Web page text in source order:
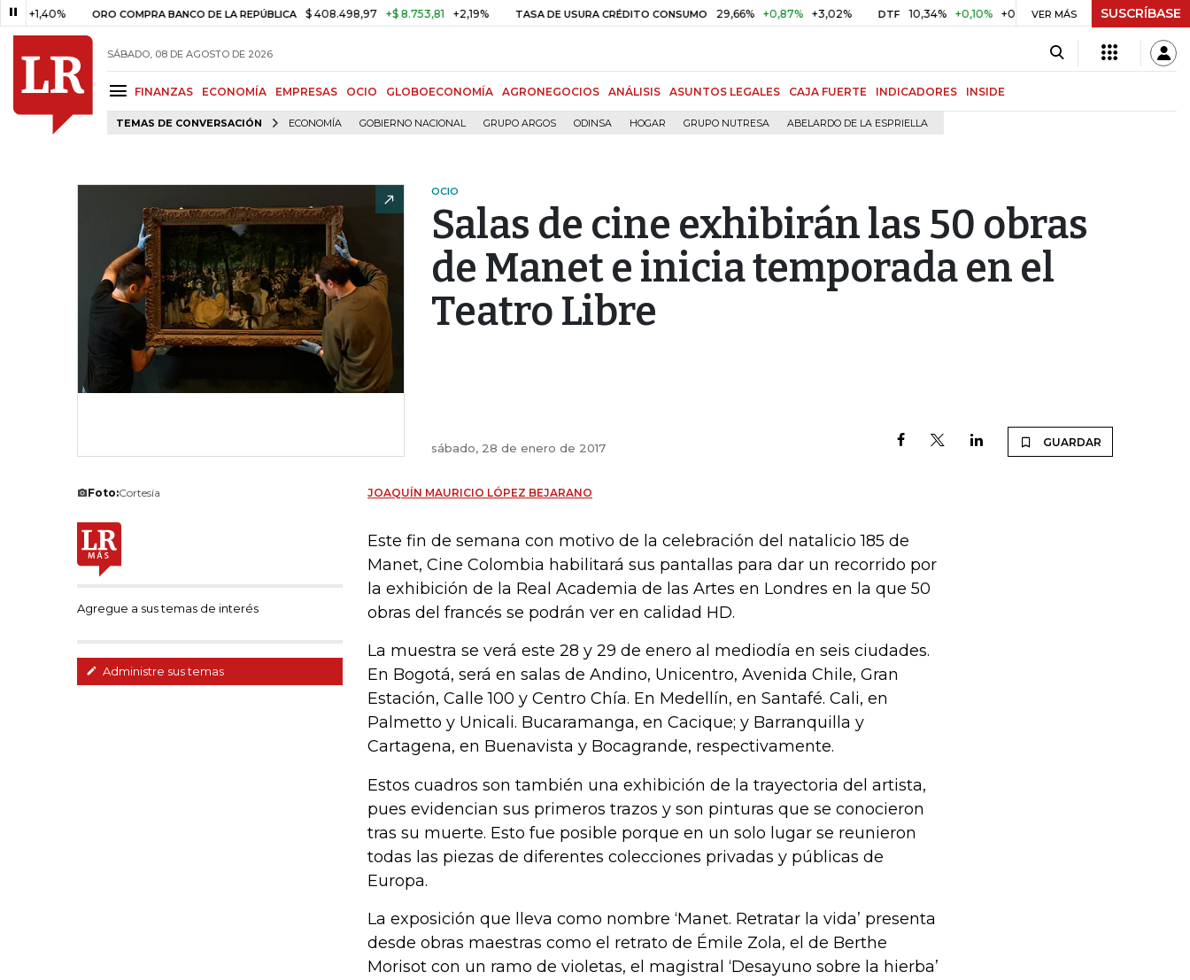
ORO COMPRA BANCO DE LA REPÚBLICA $ 408.498,97 +$ 8.753,81 +2,19% TASA DE USURA CRÉDITO CONSUMO 29,66% +0,87% +3,02% DTF 10,34% +0,10% +0,98% UVR $ 416,96 +$ 0,05 +0,01%
VER MÁS SUSCRÍBASE
SÁBADO, 08 DE AGOSTO DE 2026
FINANZAS ECONOMÍA EMPRESAS OCIO GLOBOECONOMÍA AGRONEGOCIOS ANÁLISIS ASUNTOS LEGALES CAJA FUERTE INDICADORES INSIDE
TEMAS DE CONVERSACIÓN ECONOMÍA GOBIERNO NACIONAL GRUPO ARGOS ODINSA HOGAR GRUPO NUTRESA ABELARDO DE LA ESPRIELLA
OCIO
Salas de cine exhibirán las 50 obras
de Manet e inicia temporada en el
Teatro Libre
sábado, 28 de enero de 2017 GUARDAR
Foto:Cortesía
Agregue a sus temas de interés
Administre sus temas
JOAQUÍN MAURICIO LÓPEZ BEJARANO
Este fin de semana con motivo de la celebración del natalicio 185 de
Manet, Cine Colombia habilitará sus pantallas para dar un recorrido por
la exhibición de la Real Academia de las Artes en Londres en la que 50
obras del francés se podrán ver en calidad HD.
La muestra se verá este 28 y 29 de enero al mediodía en seis ciudades.
En Bogotá, será en salas de Andino, Unicentro, Avenida Chile, Gran
Estación, Calle 100 y Centro Chía. En Medellín, en Santafé. Cali, en
Palmetto y Unicali. Bucaramanga, en Cacique; y Barranquilla y
Cartagena, en Buenavista y Bocagrande, respectivamente.
Estos cuadros son también una exhibición de la trayectoria del artista,
pues evidencian sus primeros trazos y son pinturas que se conocieron
tras su muerte. Esto fue posible porque en un solo lugar se reunieron
todas las piezas de diferentes colecciones privadas y públicas de
Europa.
La exposición que lleva como nombre ‘Manet. Retratar la vida’ presenta
desde obras maestras como el retrato de Émile Zola, el de Berthe
Morisot con un ramo de violetas, el magistral ‘Desayuno sobre la hierba’